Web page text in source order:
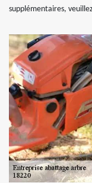
supplémentaires,